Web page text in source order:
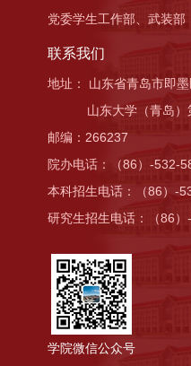
党委学生工作部、武装部
联系我们
地址： 山东省青岛市即
山东大学（青岛）
邮编：266237
院办电话：（86）-532-
本科招生电话：（86）-
研究生招生电话：（86
学院微信公众号